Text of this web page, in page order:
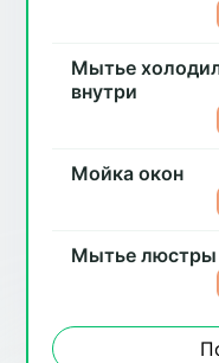
Мытье
внутри
Мойка окон
Мытье люстры